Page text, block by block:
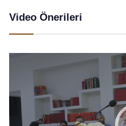
Video Önerileri